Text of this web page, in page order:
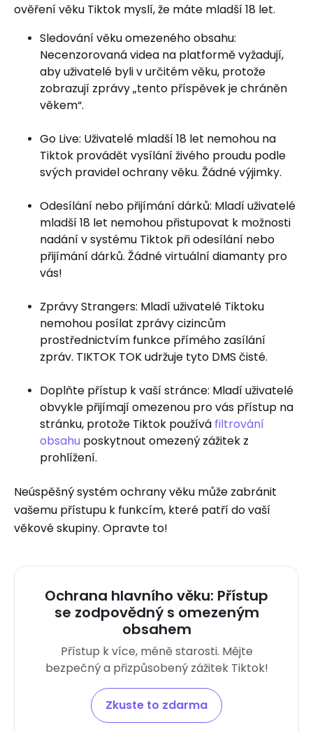
ověření věku Tiktok myslí, že máte mladší 18 let.
Sledování věku omezeného obsahu:
Necenzorovaná videa na platformě vyžadují,
aby uživatelé byli v určitém věku, protože
zobrazují zprávy „tento příspěvek je chráněn
věkem“.
Go Live: Uživatelé mladší 18 let nemohou na
Tiktok provádět vysílání živého proudu podle
svých pravidel ochrany věku. Žádné výjimky.
Odesílání nebo přijímání dárků: Mladí uživatelé
mladší 18 let nemohou přistupovat k možnosti
nadání v systému Tiktok při odesílání nebo
přijímání dárků. Žádné virtuální diamanty pro
vás!
Zprávy Strangers: Mladí uživatelé Tiktoku
nemohou posílat zprávy cizincům
prostřednictvím funkce přímého zasílání
zpráv. TIKTOK TOK udržuje tyto DMS čisté.
Doplňte přístup k vaší stránce: Mladí uživatelé
obvykle přijímají omezenou pro vás přístup na
stránku, protože Tiktok používá filtrování
obsahu poskytnout omezený zážitek z
prohlížení.
Neúspěšný systém ochrany věku může zabránit
vašemu přístupu k funkcím, které patří do vaší
věkové skupiny. Opravte to!
Ochrana hlavního věku: Přístup
se zodpovědný s omezeným
obsahem
Přístup k více, méně starosti. Mějte
bezpečný a přizpůsobený zážitek Tiktok!
Zkuste to zdarma